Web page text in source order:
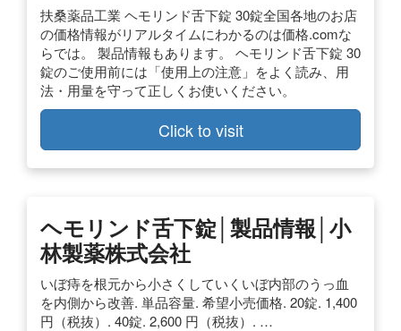
扶桑薬品工業 ヘモリンド舌下錠 30錠全国各地のお店
の価格情報がリアルタイムにわかるのは価格.comな
らでは。 製品情報もあります。 ヘモリンド舌下錠 30
錠のご使用前には「使用上の注意」をよく読み、用
法・用量を守って正しくお使いください。
Click to visit
ヘモリンド舌下錠│製品情報│小
林製薬株式会社
いぼ痔を根元から小さくしていくいぼ内部のうっ血
を内側から改善. 単品容量. 希望小売価格. 20錠. 1,400
円（税抜）. 40錠. 2,600 円（税抜）. …